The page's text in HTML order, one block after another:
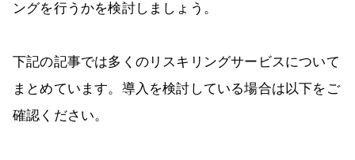
ングを行うかを検討しましょう。
下記の記事では多くのリスキリングサービスについて
まとめています。導入を検討している場合は以下をご
確認ください。